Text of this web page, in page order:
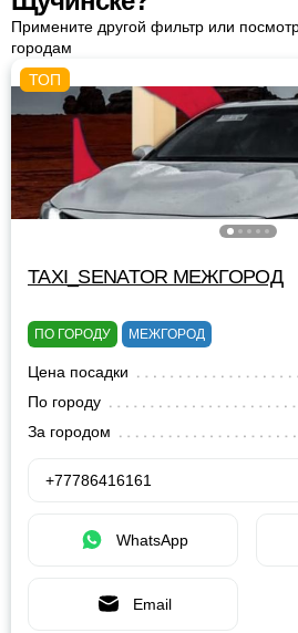
Примените другой фильтр или
городам
TAXI_SENATOR МЕЖГОРОД
ПО ГОРОДУ МЕЖГОРОД
Цена посадки
По городу
За городом
+77786416161
WhatsApp
Email